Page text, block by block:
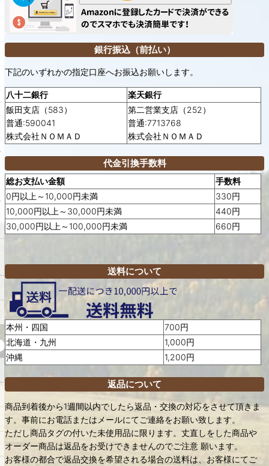
銀行振込（前払い）
下記のいずれかの指定口座へお振込お願いします。
八十二銀行
楽天銀行
飯田支店（583）
普通:590041
株式会社ＮＯＭＡＤ
第二営業支店（252）
普通:7713768
株式会社ＮＯＭＡＤ
代金引換手数料
総お支払い金額
手数料
0円以上～10,000円未満
330円
10,000円以上～30,000円未満
440円
30,000円以上～100,000円未満
660円
送料について
本州・四国
700円
北海道・九州
1,000円
沖縄
1,200円
返品について
商品到着後から1週間以内でしたら返品・交換の対応をさせて頂きま
す。事前にお電話またはメールにてご連絡をお願い致します。
ただし商品タグの付いた未使用品に限ります。丈直しをした商品や
オーダー商品は返品をお受けできませんのでご注意 願います。
お客様の都合で返品交換を希望される場合の送料は、お客様にてご